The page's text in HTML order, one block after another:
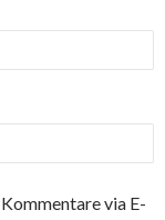
via E-